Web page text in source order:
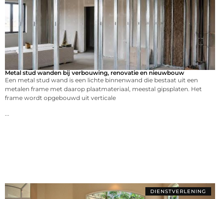
Metal stud wanden bij verbouwing, renovatie en nieuwbouw
Een metal stud wand is een lichte binnenwand die bestaat uit een
metalen frame met daarop plaatmateriaal, meestal gipsplaten. Het
frame wordt opgebouwd uit verticale
...
DIENSTVERLENING